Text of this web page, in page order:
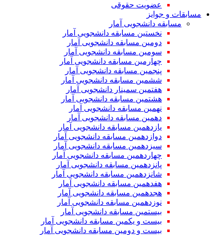
عضویت حقوقی
مسابقات و جوایز
مسابقه دانشجویی آمار
نخستین مسابقه دانشجویی آمار
دومین مسابقه دانشجویی آمار
سومین مسابقه دانشجویی آمار
چهارمین مسابقه دانشجویی آمار
پنجمین مسابقه دانشجویی آمار
ششمین مسابقه دانشجویی آمار
هفتمین سمینار دانشجویی آمار
هشتمین مسابقه دانشجویی آمار
نهمین مسابقه دانشجویی آمار
دهمین مسابقه دانشجویی آمار
یازدهمین مسابقه دانشجویی آمار
دوازدهمین مسابقه دانشجویی آمار
سیزدهمین مسابقه دانشجویی آمار
چهاردهمین مسابقه دانشجویی آمار
پانزدهمین مسابقه دانشجویی آمار
شانزدهمین مسابقه دانشجویی آمار
هفدهمین مسابقه دانشجویی آمار
هجدهمین مسابقه دانشجویی آمار
نوزدهمین مسابقه دانشجویی آمار
بیستمین مسابقه دانشجویی آمار
بیست و یکمین مسابقه دانشجویی آمار
بیست و دومین مسابقه دانشجویی آمار